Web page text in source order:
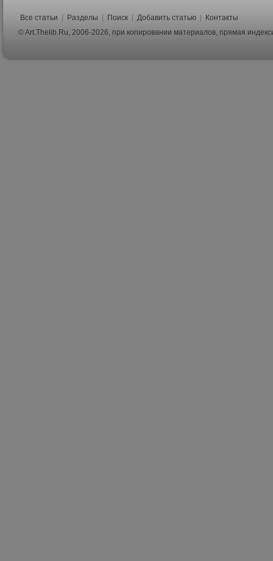
Все статьи Разделы Поиск Добавить статью
Контакты
© Art.Thelib.Ru, 2006-2026, при копировании материалов, прямая